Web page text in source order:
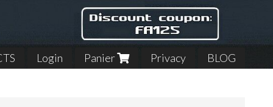
Login Panier Privacy BLOG